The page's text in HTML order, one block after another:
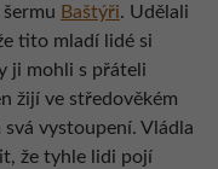
Baštýři. Udělali
tito mladí lidé si
ji mohli s přáteli
žijí ve středověkém
vystoupení. Vládla
že tyhle lidi pojí